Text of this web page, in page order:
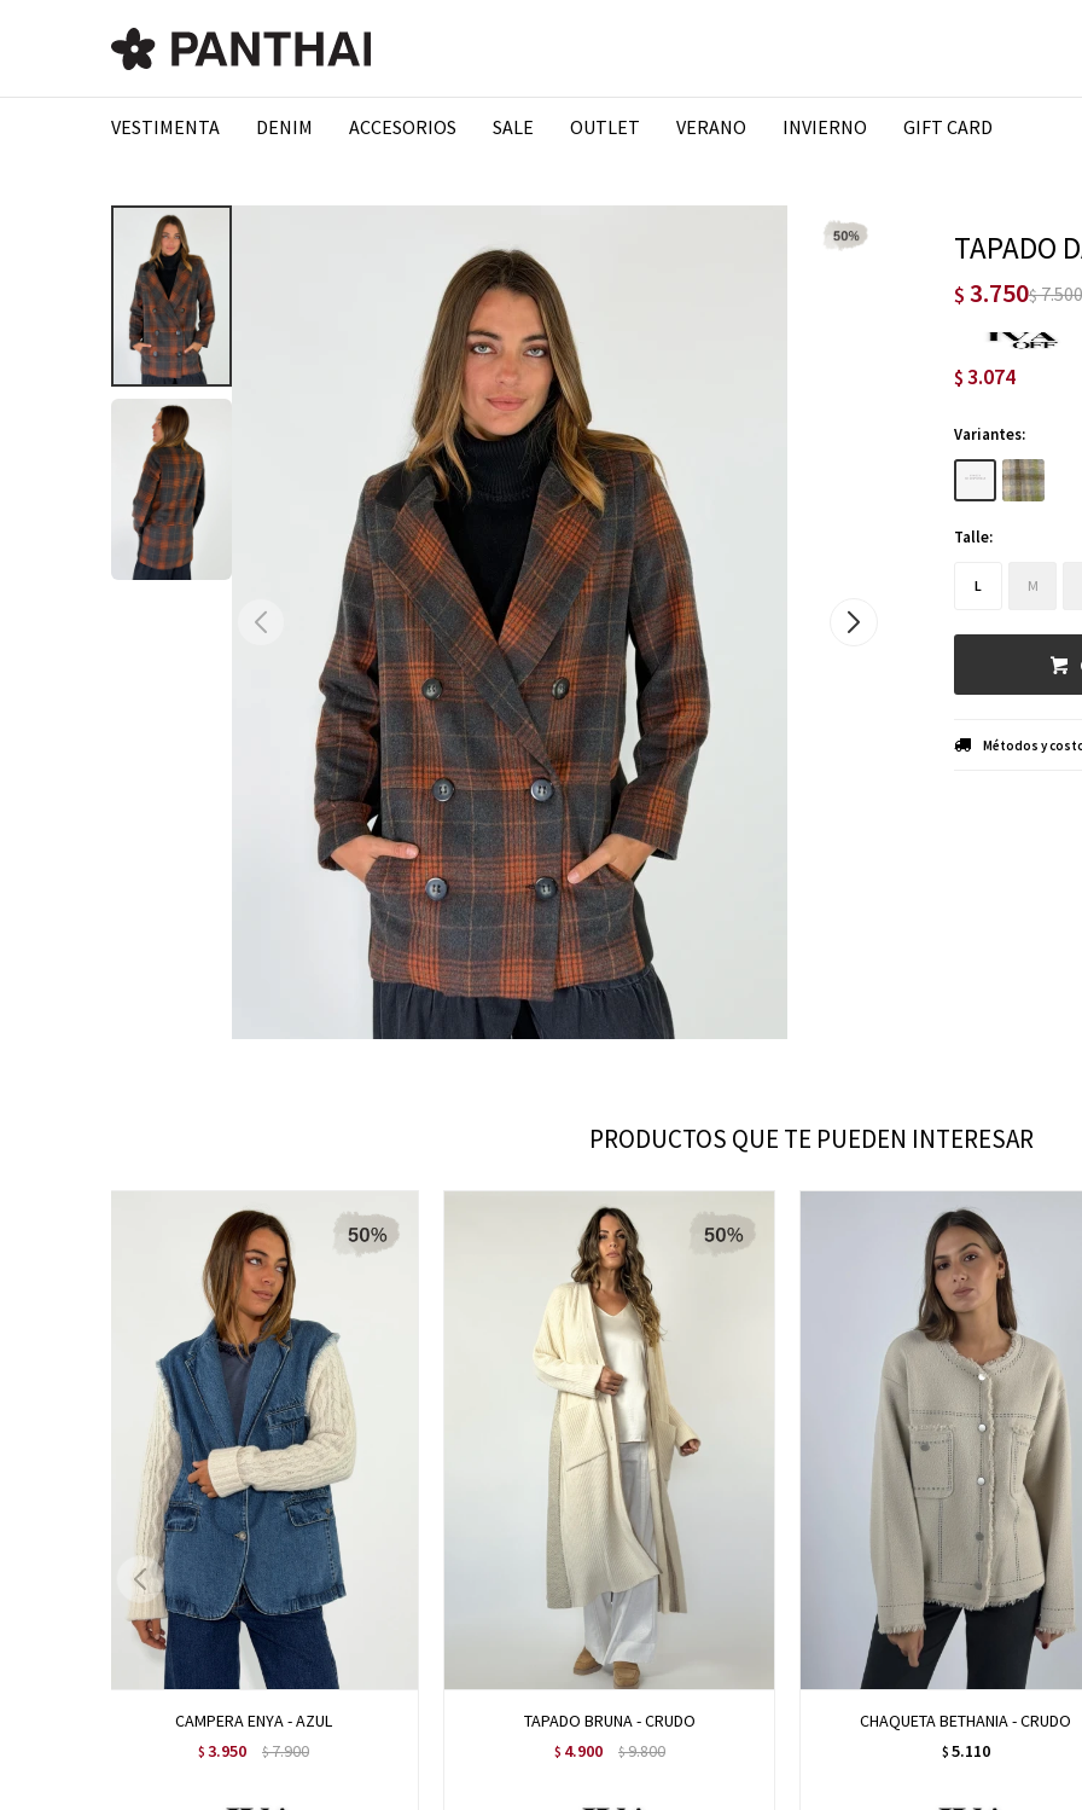
VESTIMENTA DENIM ACCESORIOS SALE OUTLET VERANO INVIERNO GIFT CARD
TAPADO
$ 3.750$7.500
$ 3.074
Variantes:
Talle:
L M
Métodos y
PRODUCTOS QUE TE PUEDEN INTERESAR
CAMPERA ENYA - AZUL
$ 3.950 $7.900
TAPADO BRUNA - CRUDO
$ 4.900 $9.800
CHAQUETA BETHANIA - CRUDO
$ 5.110